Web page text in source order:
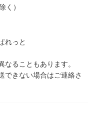
く）
れっと
ることもあります。
きない場合はご連絡さ